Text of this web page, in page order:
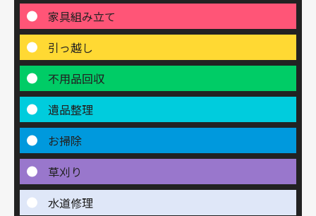
家具組み立て
引っ越し
不用品回収
遺品整理
お掃除
草刈り
水道修理